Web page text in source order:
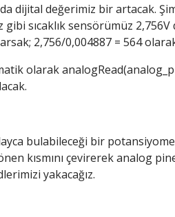
dijital değerimiz bir artacak.
sıcaklık sensörümüz
2,756/0,004887 = 564
olarak
bulabileceği bir
kısmını çevirerek analog
yakacağız.